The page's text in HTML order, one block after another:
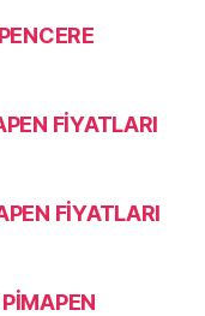
FİYATLARI
FİYATLARI